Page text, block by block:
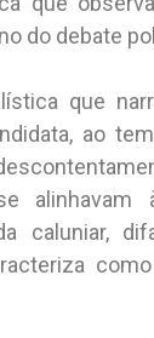
do debate
que
ao
alinhavam
caluniar,